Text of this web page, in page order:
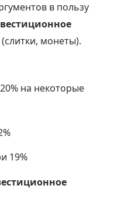
в пользу
(слитки, монеты).
на некоторые
19%